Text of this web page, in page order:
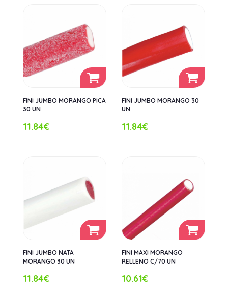
FINI JUMBO MORANGO PICA
30 UN
11.84€
FINI JUMBO MORANGO 30
UN
11.84€
FINI JUMBO NATA
MORANGO 30 UN
11.84€
FINI MAXI MORANGO
RELLENO C/70 UN
10.61€